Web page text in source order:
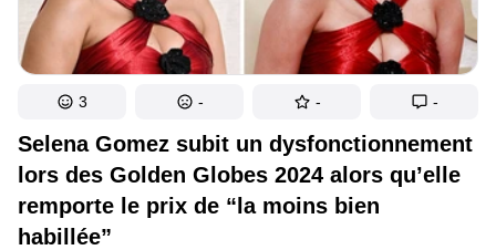
Selena Gomez subit un dysfonctionnement
lors des Golden Globes 2024 alors qu’elle
remporte le prix de “la moins bien
habillée”
3 - - -